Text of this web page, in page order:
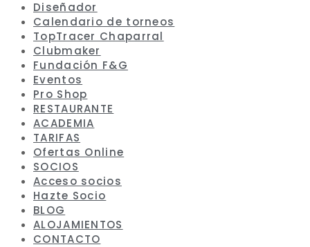
Diseñador
Calendario de torneos
TopTracer Chaparral
Clubmaker
Fundación F&G
Eventos
Pro Shop
RESTAURANTE
ACADEMIA
TARIFAS
Ofertas Online
SOCIOS
Acceso socios
Hazte Socio
BLOG
ALOJAMIENTOS
CONTACTO